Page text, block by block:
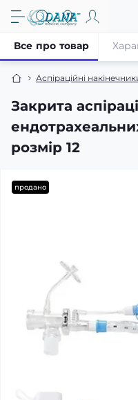
Аспіраційні
Закрита
розмір 12
Все про товар
продано